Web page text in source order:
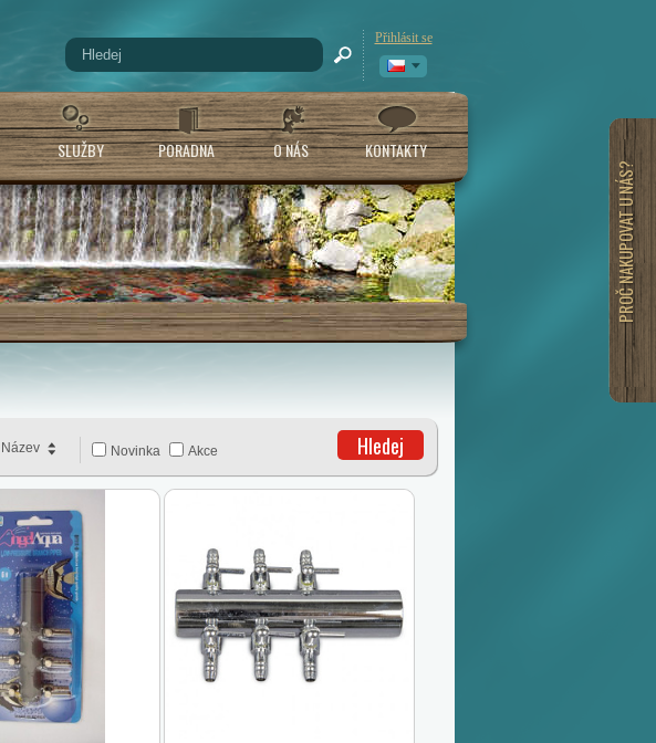
Přihlásit se
SLUŽBY PORADNA O NÁS KONTAKTY
PROČ NAKUPOVAT U NÁS?
Název Novinka Akce Hledej